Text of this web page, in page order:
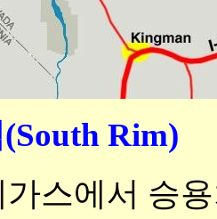
Rim)
스에서 승